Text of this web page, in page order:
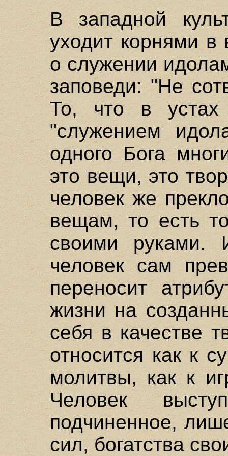
В западной
уходит корнями в
о служении
заповеди: "Не
То, что в устах
"служением
одного Бога
это вещи, это
человек же
вещам, то есть
своими
человек сам
переносит
жизни на
себя в качестве
относится как к
молитвы, как к
Человек
подчиненное,
сил, богатства